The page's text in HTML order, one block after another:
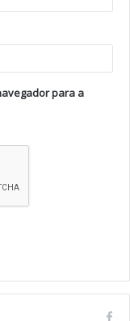
do Curso
Legal do
de Ética do
Papa Francisco
para a